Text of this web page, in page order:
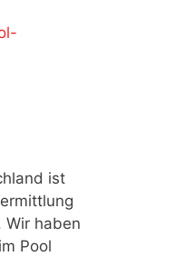
ist
Wir haben
Pool